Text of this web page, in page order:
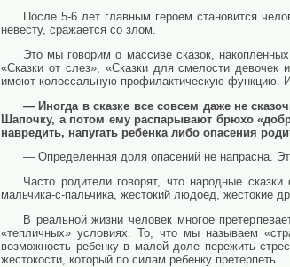
После 5-6 лет главным героем становится
невесту, сражается со злом.
Это мы говорим о массиве сказок,
«Сказки от слез», «Сказки для смелости девочек
имеют колоссальную профилактическую функцию.
— Иногда в сказке все совсем даже не
Шапочку, а потом ему распарывают брюхо
навредить, напугать ребенка либо опасения
— Определенная доля опасений не напрасна.
Часто родители говорят, что народные
мальчика-с-пальчика, жестокий людоед, жестокие
В реальной жизни человек многое
«тепличных» условиях. То, что мы называем
возможность ребенку в малой доле пережить
жестокости, который по силам ребенку претерпеть.